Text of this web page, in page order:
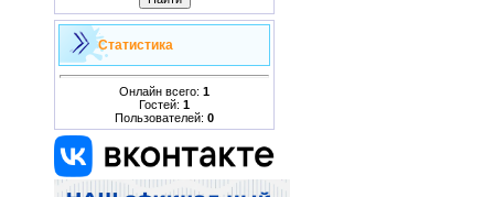
Статистика
Онлайн всего: 1
Гостей: 1
Пользователей: 0